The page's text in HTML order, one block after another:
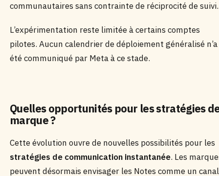
communautaires sans contrainte de réciprocité de suivi.
L’expérimentation reste limitée à certains comptes
pilotes. Aucun calendrier de déploiement généralisé n’a
été communiqué par Meta à ce stade.
Quelles opportunités pour les stratégies
marque ?
Cette évolution ouvre de nouvelles possibilités pour les
stratégies de communication instantanée. Les
peuvent désormais envisager les Notes comme un canal